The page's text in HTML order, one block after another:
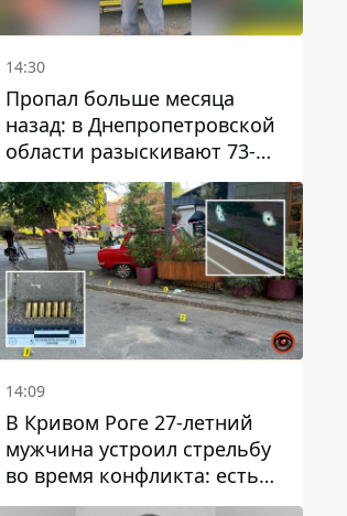
14:30
Пропал больше месяца
назад: в Днепропетровской
области разыскивают 73-
летнего мужчину
14:09
В Кривом Роге 27-летний
мужчина устроил стрельбу
во время конфликта: есть
раненый